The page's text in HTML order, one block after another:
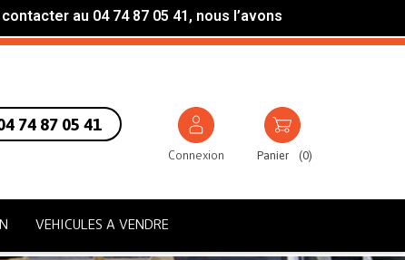
au 04 74 87 05 41, nous l’avons
74 87 05 41
Connexion Panier (0)
VEHICULES A VENDRE